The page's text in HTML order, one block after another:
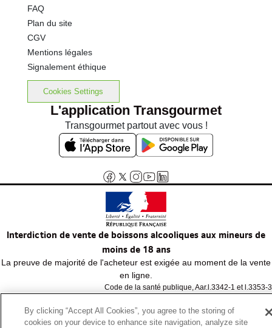
FAQ
Plan du site
CGV
Mentions légales
Signalement éthique
Cookies Settings
L'application Transgourmet
Transgourmet partout avec vous !
Interdiction de vente de boissons alcooliques aux mineurs de
moins de 18 ans
La preuve de majorité de l'acheteur est exigée au moment de la vente
en ligne.
Code de la santé publique, Aar.l.3342-1 et l.3353-3
© Tous droits réservés
By clicking “Accept All Cookies”, you agree to the storing of
cookies on your device to enhance site navigation, analyze site